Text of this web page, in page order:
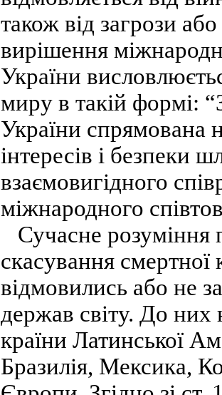
також від загрози
вирішення
України
миру в такій формі:
України спрямована
інтересів і безпеки
взаємовигідного
міжнародного
Сучасне розуміння
скасування смертної
відмовились або не
держав світу. До
країни Латинської
Бразилія, Мексика,